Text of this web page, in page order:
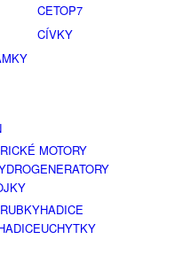
CETOP7
CÍVKY
MOTORY
HADICE
UCHYTKY